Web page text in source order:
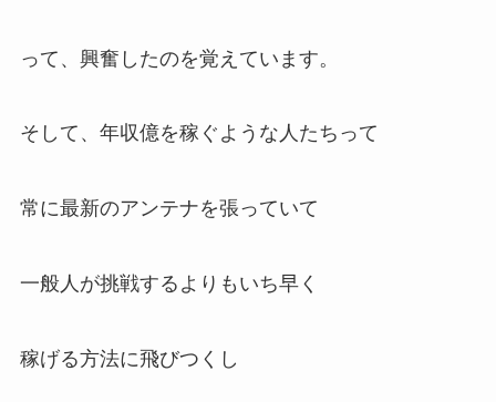
って、興奮したのを覚えています。
そして、年収億を稼ぐような人たちって
常に最新のアンテナを張っていて
一般人が挑戦するよりもいち早く
稼げる方法に飛びつくし